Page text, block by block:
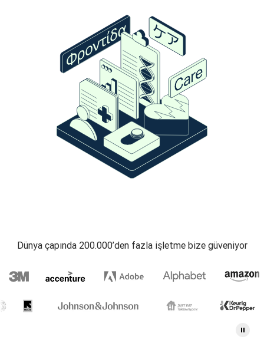
Dünya çapında 200.000’den fazla işletme bize güveniyor